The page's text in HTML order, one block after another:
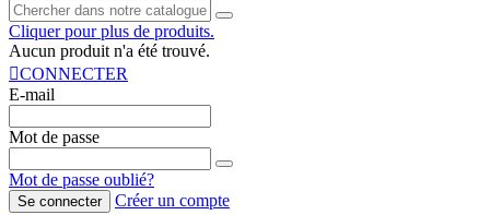
Cliquer pour plus de produits.
Aucun produit n'a été trouvé.
CONNECTER
E-mail
Mot de passe
Mot de passe oublié?
Se connecter
Créer un compte